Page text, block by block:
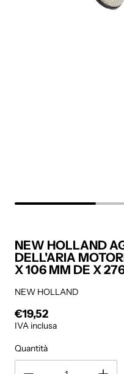
NEW HOLLAND
DELL'ARIA
X 106 MM DE X
NEW HOLLAND
Prezzo regolare
€19,52
IVA inclusa
Quantità